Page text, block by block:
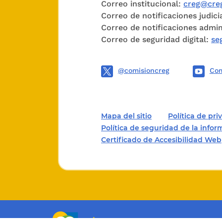
potable,
a la
con
Correo institucional:
Correo de notificaciones
Correo de notificaciones
Correo de seguridad digital:
@comisioncreg
Mapa del sitio Política de
Política de seguridad de la
Certificado de Accesibilidad Web